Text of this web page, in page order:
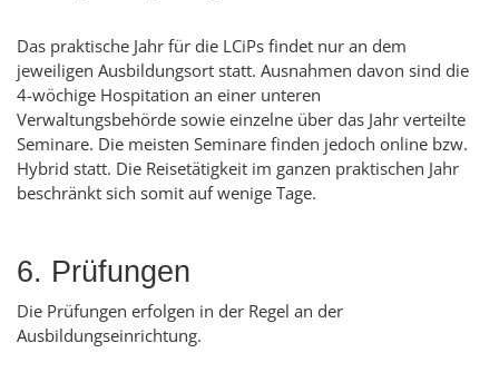
Das praktische Jahr für die LCiPs findet nur an dem
jeweiligen Ausbildungsort statt. Ausnahmen davon sind die
4-wöchige Hospitation an einer unteren
Verwaltungsbehörde sowie einzelne über das Jahr verteilte
Seminare. Die meisten Seminare finden jedoch online bzw.
Hybrid statt. Die Reisetätigkeit im ganzen praktischen Jahr
beschränkt sich somit auf wenige Tage.
6. Prüfungen
Die Prüfungen erfolgen in der Regel an der
Ausbildungseinrichtung.